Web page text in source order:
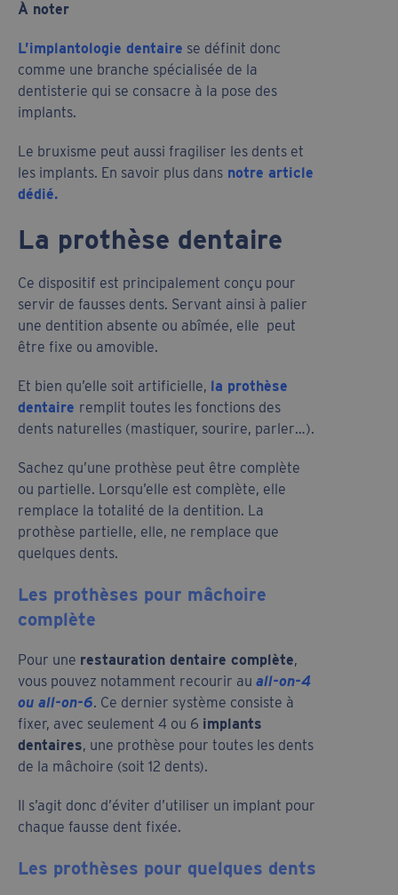
À noter
L’implantologie dentaire se définit donc
comme une branche spécialisée de la
dentisterie qui se consacre à la pose des
implants.
Le bruxisme peut aussi fragiliser les dents et
les implants. En savoir plus dans notre article
dédié.
La prothèse dentaire
Ce dispositif est principalement conçu pour
servir de fausses dents. Servant ainsi à palier
une dentition absente ou abîmée, elle peut
être fixe ou amovible.
Et bien qu’elle soit artificielle, la prothèse
dentaire remplit toutes les fonctions des
dents naturelles (mastiquer, sourire, parler…).
Sachez qu’une prothèse peut être complète
ou partielle. Lorsqu’elle est complète, elle
remplace la totalité de la dentition. La
prothèse partielle, elle, ne remplace que
quelques dents.
Les prothèses pour mâchoire
complète
Pour une restauration dentaire complète,
vous pouvez notamment recourir au all-on-4
ou all-on-6. Ce dernier système consiste à
fixer, avec seulement 4 ou 6 implants
dentaires, une prothèse pour toutes les dents
de la mâchoire (soit 12 dents).
Il s’agit donc d’éviter d’utiliser un implant pour
chaque fausse dent fixée.
Les prothèses pour quelques dents